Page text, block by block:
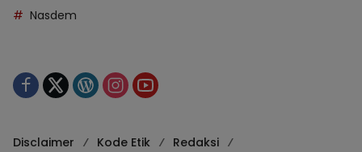
Nasdem
Disclaimer Kode Etik
Redaksi